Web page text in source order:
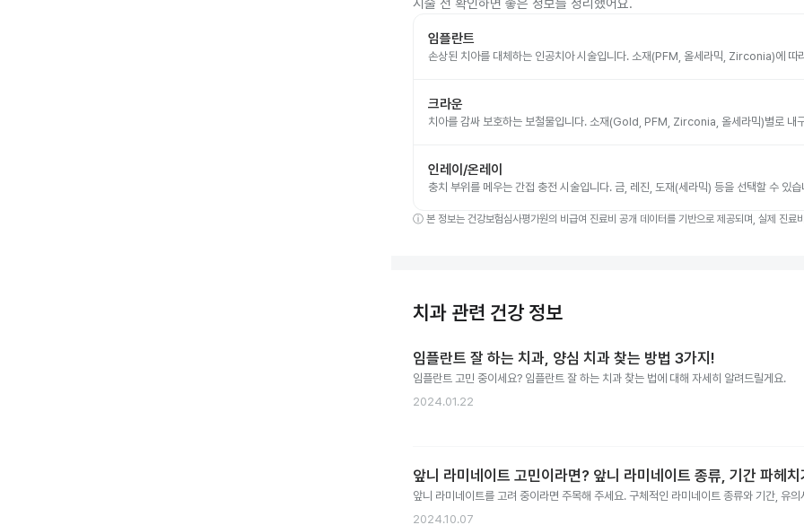
시술 전 확인하면 좋은 정보를 정리했어요.
임플란트
손상된 치아를 대체하는 인공치아 시술입니다. 소재(PFM, 올세라믹, Zirconia)에 따
크라운
치아를 감싸 보호하는 보철물입니다. 소재(Gold, PFM, Zirconia, 올세라믹)별로 내
인레이/온레이
충치 부위를 메우는 간접 충전 시술입니다. 금, 레진, 도재(세라믹) 등을 선택할 수 있습
ⓘ 본 정보는 건강보험심사평가원의 비급여 진료비 공개 데이터를 기반으로 제공되며, 실제 진료
치과 관련 건강 정보
임플란트 잘 하는 치과, 양심 치과 찾는 방법 3가지!
임플란트 고민 중이세요? 임플란트 잘 하는 치과 찾는 법에 대해 자세히 알려드릴게요.
2024.01.22
앞니 라미네이트 고민이라면? 앞니 라미네이트 종류, 기간 파헤치
앞니 라미네이트를 고려 중이라면 주목해 주세요. 구체적인 라미네이트 종류와 기간, 유
2024.10.07